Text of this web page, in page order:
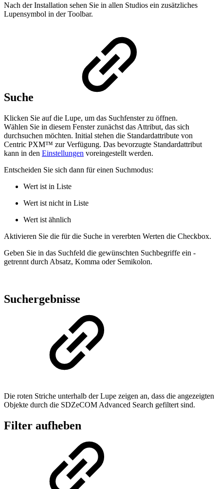
Nach der Installation sehen Sie in allen Studios ein zusätzliches
Lupensymbol in der Toolbar.
Suche
Klicken Sie auf die Lupe, um das Suchfenster zu öffnen.
Wählen Sie in diesem Fenster zunächst das Attribut, das sich
durchsuchen möchten. Initial stehen die Standardattribute von
Centric PXM™ zur Verfügung. Das bevorzugte Standardattribut
kann in den Einstellungen voreingestellt werden.
Entscheiden Sie sich dann für einen Suchmodus:
Wert ist in Liste
Wert ist nicht in Liste
Wert ist ähnlich
Aktivieren Sie die für die Suche in vererbten Werten die Checkbox.
Geben Sie in das Suchfeld die gewünschten Suchbegriffe ein -
getrennt durch Absatz, Komma oder Semikolon.
Suchergebnisse
Die roten Striche unterhalb der Lupe zeigen an, dass die angezeigten
Objekte durch die SDZeCOM Advanced Search gefiltert sind.
Filter aufheben